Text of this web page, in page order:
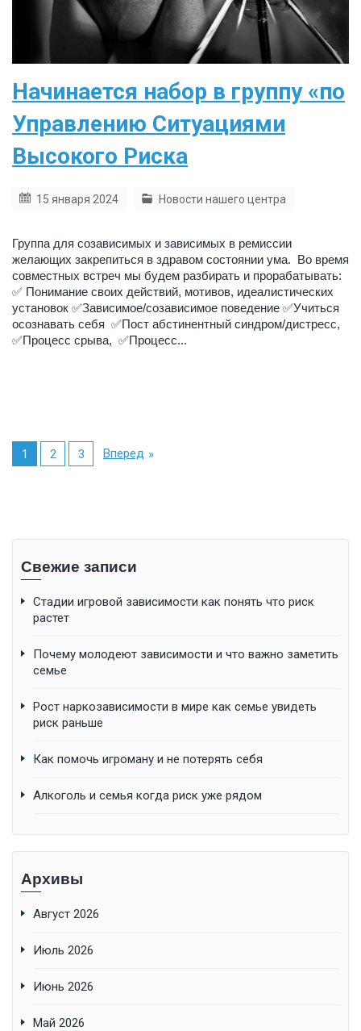
Начинается набор в группу «по
Управлению Ситуациями
Высокого Риска
15 января 2024 Новости нашего центра
Группа для созависимых и зависимых в ремиссии
желающих закрепиться в здравом состоянии ума. Во время
совместных встреч мы будем разбирать и прорабатывать:
✅ Понимание своих действий, мотивов, идеалистических
установок ✅Зависимое/созависимое поведение ✅Учиться
осознавать себя ✅Пост абстинентный синдром/дистресс,
✅Процесс срыва, ✅Процесс...
1 2 3 Вперед
Свежие записи
Стадии игровой зависимости как понять что риск
растет
Почему молодеют зависимости и что важно заметить
семье
Рост наркозависимости в мире как семье увидеть
риск раньше
Как помочь игроману и не потерять себя
Алкоголь и семья когда риск уже рядом
Архивы
Август 2026
Июль 2026
Июнь 2026
Май 2026